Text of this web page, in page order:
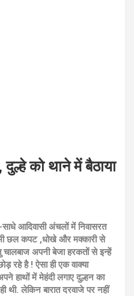
को थाने में बैठाया
आदिवासी अंचलों में निवासरत
छल कपट ,धोखे और मक्कारी से
अपनी बेजा हरकतों से इन्हें
रहे है ! ऐसा ही एक वाक्या
हाथों में मेहंदी लगाए दुल्हन का
थी. लेकिन बारात दरवाजे पर नहीं